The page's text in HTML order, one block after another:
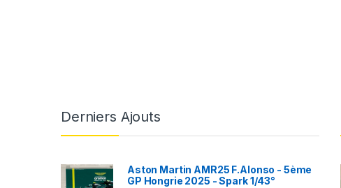
Derniers Ajouts
Aston Martin AMR25 F.Alonso - 5ème
GP Hongrie 2025 - Spark 1/43°